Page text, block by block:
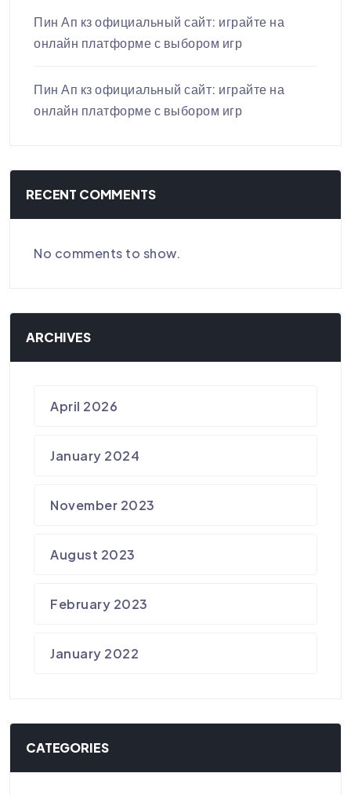
Пин Ап кз официальный сайт: играйте на
онлайн платформе с выбором игр
Пин Ап кз официальный сайт: играйте на
онлайн платформе с выбором игр
RECENT COMMENTS
No comments to show.
ARCHIVES
April 2026
January 2024
November 2023
August 2023
February 2023
January 2022
CATEGORIES